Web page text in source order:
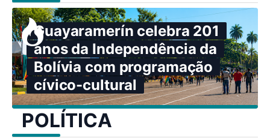
Guayaramerín celebra 201
anos da Independência da
Bolívia com programação
cívico-cultural
POLÍTICA